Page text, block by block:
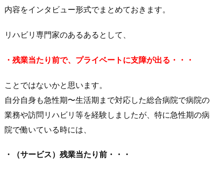
内容をインタビュー形式でまとめておきます。
リハビリ専門家のあるあるとして、
・残業当たり前で、プライベートに支障が出る・・・
ことではないかと思います。
自分自身も急性期〜生活期まで対応した総合病院で病院の
業務や訪問リハビリ等を経験しましたが、特に急性期の病
院で働いている時には、
・（サービス）残業当たり前・・・